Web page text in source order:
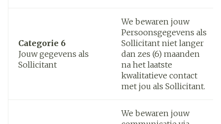
Categorie 6
Jouw gegevens als
Sollicitant
We bewaren jouw
Persoonsgegevens als
Sollicitant niet langer
dan zes (6) maanden
na het laatste
kwalitatieve contact
met jou als Sollicitant.
We bewaren jouw